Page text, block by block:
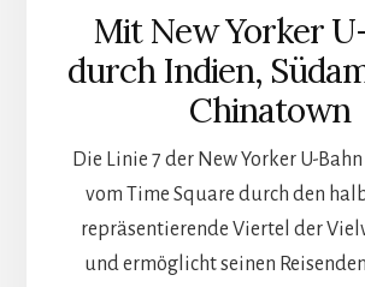
Mit New Yorker
durch Indien,
Chinatown
Die Linie 7 der New Yorker U-
vom Time Square durch den
repräsentierende Viertel der
und ermöglicht seinen